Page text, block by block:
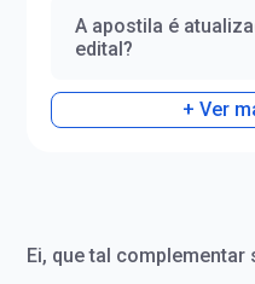
A apostila é
edital?
+ Ver
Ei, que tal complementar